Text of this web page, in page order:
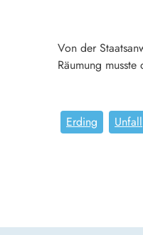
Von der
Räumung
Erding Unfall